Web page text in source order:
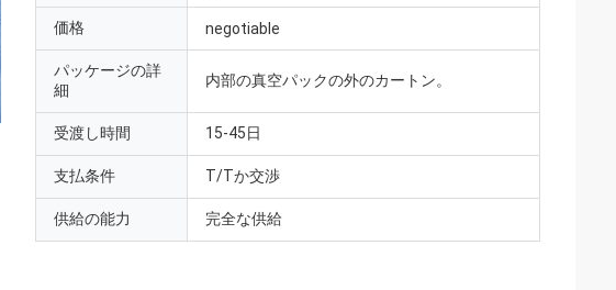
価格 negotiable
パッケージの詳
細
内部の真空パックの外のカートン。
受渡し時間 15-45日
支払条件 T/Tか交渉
供給の能力 完全な供給